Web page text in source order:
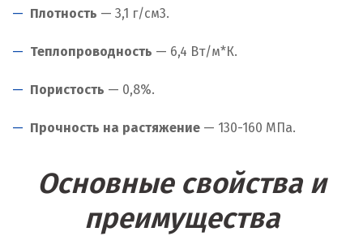
Плотность — 3,1 г/см3.
Теплопроводность — 6,4 Вт/м*К.
Пористость — 0,8%.
Прочность на растяжение — 130-160 МПа.
Основные свойства и
преимущества